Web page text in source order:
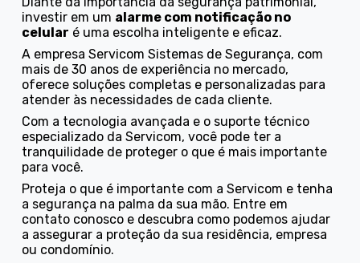
investir em um alarme com notificação no
celular é uma escolha inteligente e eficaz.
A empresa Servicom Sistemas de Segurança, com
mais de 30 anos de experiência no mercado,
oferece soluções completas e personalizadas para
atender às necessidades de cada cliente.
Com a tecnologia avançada e o suporte técnico
especializado da Servicom, você pode ter a
tranquilidade de proteger o que é mais importante
para você.
Proteja o que é importante com a Servicom e tenha
a segurança na palma da sua mão. Entre em
contato conosco e descubra como podemos ajudar
a assegurar a proteção da sua residência, empresa
ou condomínio.